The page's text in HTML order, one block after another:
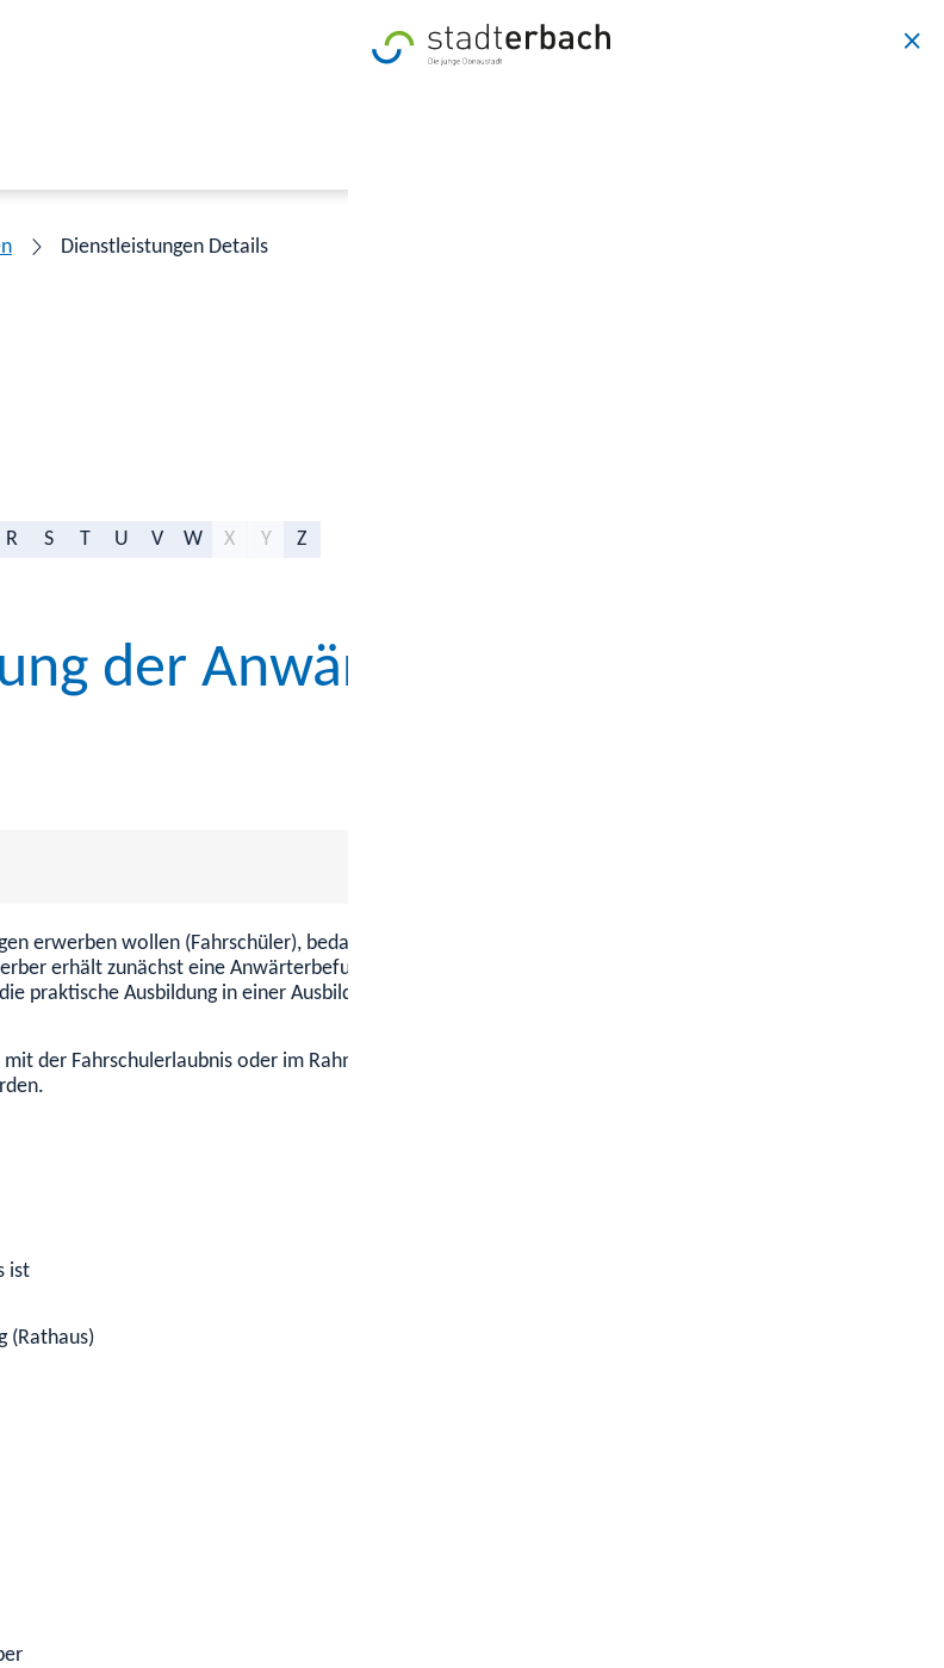
Dienstleistungen Details
R S T U V W X Y Z
der Anwärterbefugnis
erwerben wollen (Fahrschüler), bedarf der Fahrlehrerlaubnis. Die Fahrlehrerlaubnis wird auf Antrag in
erhält zunächst eine Anwärterbefugnis.
praktische Ausbildung in einer Ausbildungsfahrschule erteilt.
der Fahrschulerlaubnis oder im Rahmen eines Beschäftigungs- oder Ausbildungsverhältnisses mit
ist
(Rathaus)